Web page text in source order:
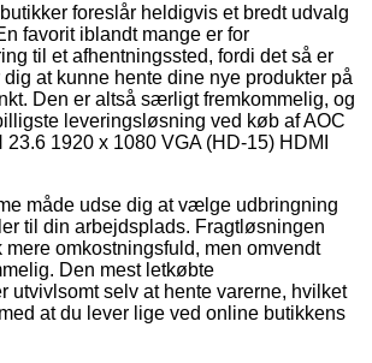
foreslår heldigvis et bredt udvalg
favorit iblandt mange er for
til et afhentningssted, fordi det så er
at kunne hente dine nye produkter på
Den er altså særligt fremkommelig, og
leveringsløsning ved køb af AOC
1920 x 1080 VGA (HD-15) HDMI
måde udse dig at vælge udbringning
til din arbejdsplads. Fragtløsningen
mere omkostningsfuld, men omvendt
Den mest letkøbte
utvivlsomt selv at hente varerne, hvilket
at du lever lige ved online butikkens